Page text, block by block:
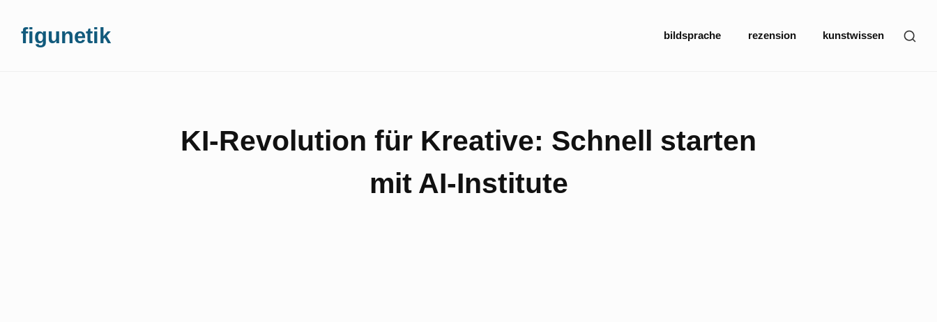
content
figunetik
Site
bildsprache rezension kunstwissen
KI-Revolution für Kreative: Schnell starten
mit AI-Institute